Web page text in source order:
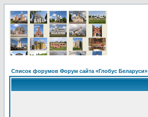
Список форумов Форум сайта «Глобус Беларуси»